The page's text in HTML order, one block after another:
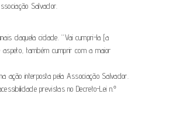
Salvador.
daquela cidade. “Vai cumpri-la [a
também cumprir com a maior
ação interposta pela Associação Salvador.
previstas no Decreto-Lei n.º